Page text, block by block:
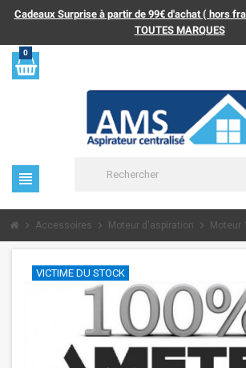
Cadeaux Surprise à partir de 99€ d'achat ( hors
TOUTES MARQUES
0
view_headline
chevron_right Accessoires chevron_right Moteur d'aspiration chevron_right Moteur
VICTIME DU STOCK